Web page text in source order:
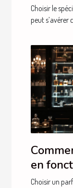
besoins
Choisir le
peut s’avérer
en
Choisir un